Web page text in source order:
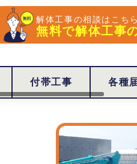
解体工事の相談はこち
無料で解体工事
付帯工事 各種